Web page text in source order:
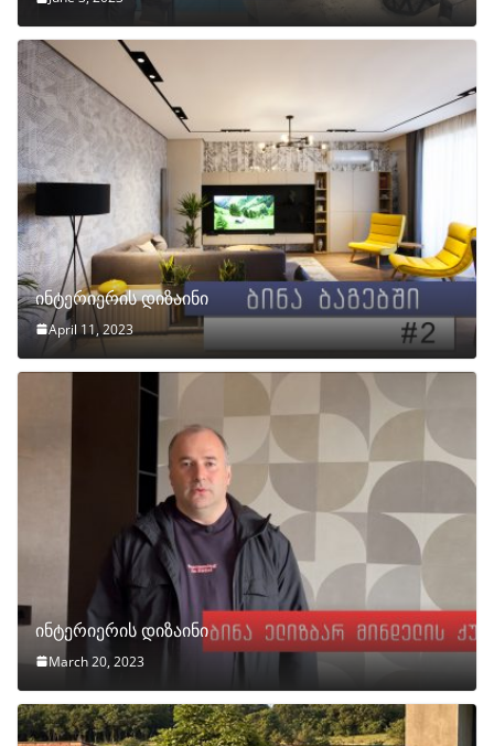
ინტერიერის დიზაინი
April 11, 2023
ინტერიერის დიზაინი
March 20, 2023